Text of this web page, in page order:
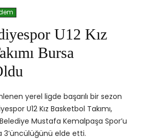
U12 Kız
Bursa
yerel ligde başarılı bir sezon
U12 Kız Basketbol Takımı,
Mustafa Kemalpaşa Spor’u
3’üncülüğünü elde etti.